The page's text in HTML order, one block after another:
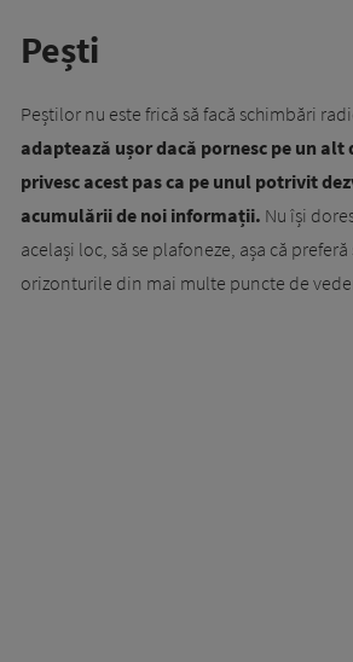
Pești
Peștilor nu este frică să facă schimbări
adaptează ușor dacă pornesc pe un alt
privesc acest pas ca pe unul potrivit
acumulării de noi informații. Nu își
același loc, să se plafoneze, așa că
orizonturile din mai multe puncte de